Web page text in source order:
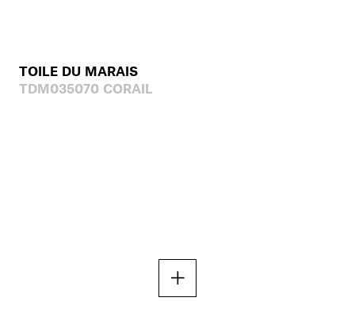
TOILE DU MARAIS
TDM035070 CORAIL